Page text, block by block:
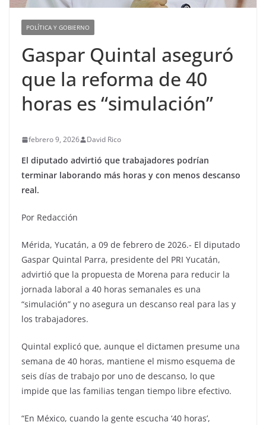
POLÍTICA Y GOBIERNO
Gaspar Quintal aseguró
que la reforma de 40
horas es “simulación”
febrero 9, 2026 David Rico
El diputado advirtió que trabajadores podrían
terminar laborando más horas y con menos descanso
real.
Por Redacción
Mérida, Yucatán, a 09 de febrero de 2026.- El diputado
Gaspar Quintal Parra, presidente del PRI Yucatán,
advirtió que la propuesta de Morena para reducir la
jornada laboral a 40 horas semanales es una
“simulación” y no asegura un descanso real para las y
los trabajadores.
Quintal explicó que, aunque el dictamen presume una
semana de 40 horas, mantiene el mismo esquema de
seis días de trabajo por uno de descanso, lo que
impide que las familias tengan tiempo libre efectivo.
“En México, cuando la gente escucha ‘40 horas’,